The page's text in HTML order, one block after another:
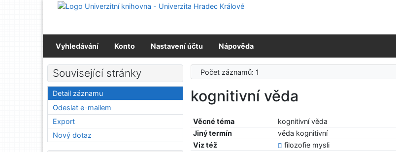
Přejít na obsah
Vyhledávání Konto Nastavení účtu Nápověda
Počet záznamů: 1
kognitivní věda
Věcné téma
kognitivní věda
Jiný termín
věda kognitivní
Viz též
filozofie mysli
Související stránky
Detail záznamu
Odeslat e-mailem
Export
Nový dotaz